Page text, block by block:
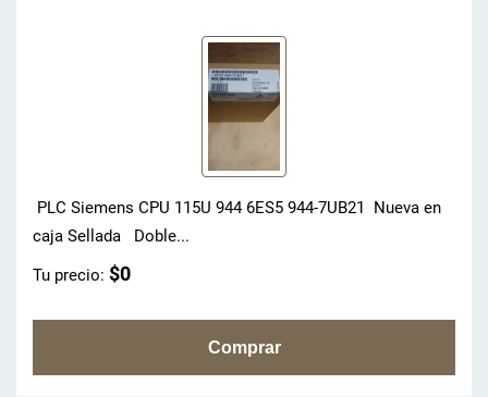
PLC Siemens CPU 115U 944 6ES5 944-7UB21 Nueva en
caja Sellada Doble...
Tu precio: $0